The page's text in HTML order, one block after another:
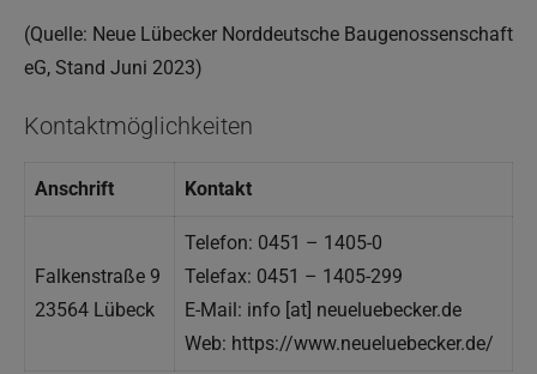
(Quelle: Neue Lübecker Norddeutsche Baugenossenschaft
eG, Stand Juni 2023)
Kontaktmöglichkeiten
Anschrift Kontakt
Falkenstraße 9
23564 Lübeck
Telefon: 0451 – 1405-0
Telefax: 0451 – 1405-299
E-Mail: info [at] neueluebecker.de
Web: https://www.neueluebecker.de/